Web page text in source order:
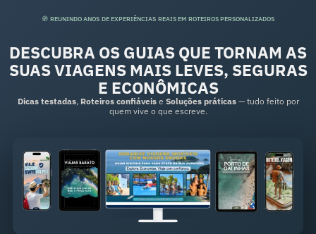
🧭 REUNINDO ANOS DE EXPERIÊNCIAS REAIS EM ROTEIROS PERSONALIZADOS
DESCUBRA OS GUIAS QUE TORNAM AS
SUAS VIAGENS MAIS LEVES, SEGURAS
E ECONÔMICAS
Dicas testadas, Roteiros confiáveise Soluções práticas— tudo feito por
quem vive o que escreve.